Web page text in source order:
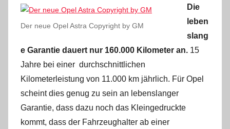
Der neue Opel Astra Copyright by GM
Die
leben
slang
e Garantie dauert nur 160.000 Kilometer an. 15
Jahre bei einer durchschnittlichen
Kilometerleistung von 11.000 km jährlich. Für Opel
scheint dies genug zu sein an lebenslanger
Garantie, dass dazu noch das Kleingedruckte
kommt, dass der Fahrzeughalter ab einer